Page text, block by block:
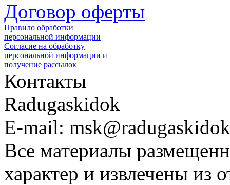
Договор оферты
Правило обработки
персональной информации
Согласие на обработку
персональной информации и
получение рассылок
Контакты
Radugaskidok
E-mail:
Все материалы
характер и извлечены из